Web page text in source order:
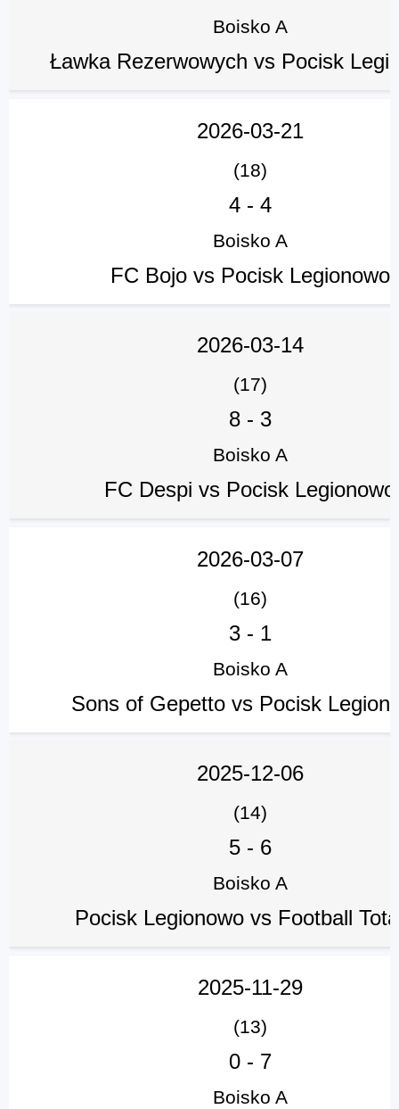
Boisko A
Ławka Rezerwowych vs Pocisk
2026-03-21
(18)
4- 4
Boisko A
FC Bojo vs Pocisk Legionowo
2026-03-14
(17)
8- 3
Boisko A
FC Despi vs Pocisk Legionowo
2026-03-07
(16)
3- 1
Boisko A
Sons of Gepetto vs Pocisk
2025-12-06
(14)
5- 6
Boisko A
Pocisk Legionowo vs Football
2025-11-29
(13)
0- 7
Boisko A